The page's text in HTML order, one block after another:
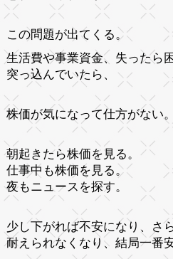
この問題が出てくる。
生活費や事業資金、失ったら
突っ込んでいたら、
株価が気になって仕方がない。
朝起きたら株価を見る。
仕事中も株価を見る。
夜もニュースを探す。
少し下がれば不安になり、さ
耐えられなくなり、結局一番